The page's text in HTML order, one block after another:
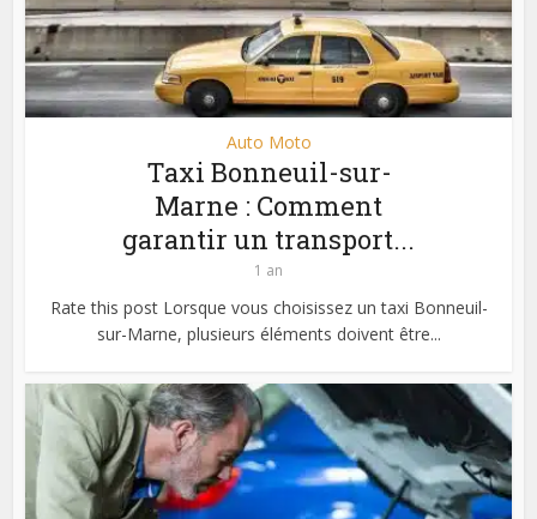
Auto Moto
Taxi Bonneuil-sur-
Marne : Comment
garantir un transport...
1 an
Rate this post Lorsque vous choisissez un taxi Bonneuil-
sur-Marne, plusieurs éléments doivent être...